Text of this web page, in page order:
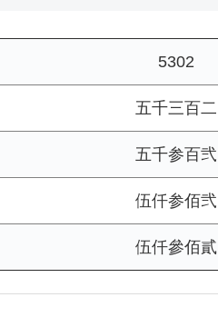
5302
五千三百二
五千参百弐
伍仟参佰弐
伍仟參佰貳